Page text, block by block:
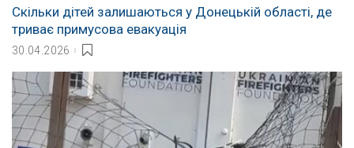
Скільки дітей залишаються у Донецькій області, де
триває примусова евакуація
30.04.2026